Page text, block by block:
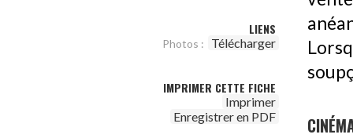
LIENS
Photos : Télécharger
IMPRIMER CETTE FICHE
Imprimer
Enregistrer en PDF